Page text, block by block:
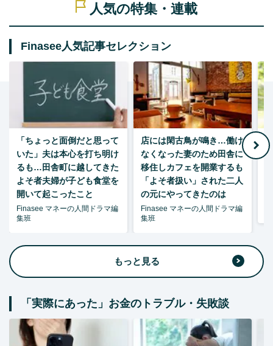
人気の特集・連載
Finasee人気記事セレクション
「ちょっと面倒だと思って
いた」夫は本心を打ち明け
るも…田舎町に越してきた
よそ者夫婦が子ども食堂を
開いて起こったこと
Finasee マネーの人間ドラマ編
集班
店には閑古鳥が鳴き…働け
なくなった妻のため田舎に
移住しカフェを開業するも
「よそ者扱い」された二人
の元にやってきたのは
Finasee マネーの人間ドラマ編
集班
もっと見る
「実際にあった」お金のトラブル・失敗談